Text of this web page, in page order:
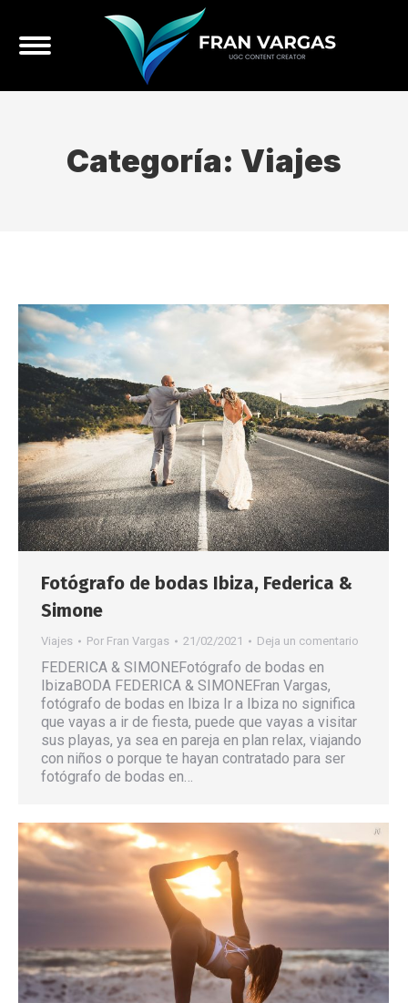
Categoría: Viajes
Fotógrafo de bodas Ibiza, Federica &
Simone
Viajes Por Fran Vargas 21/02/2021 Deja un comentario
FEDERICA & SIMONEFotógrafo de bodas en
IbizaBODA FEDERICA & SIMONEFran Vargas,
fotógrafo de bodas en Ibiza Ir a Ibiza no significa
que vayas a ir de fiesta, puede que vayas a visitar
sus playas, ya sea en pareja en plan relax, viajando
con niños o porque te hayan contratado para ser
fotógrafo de bodas en…